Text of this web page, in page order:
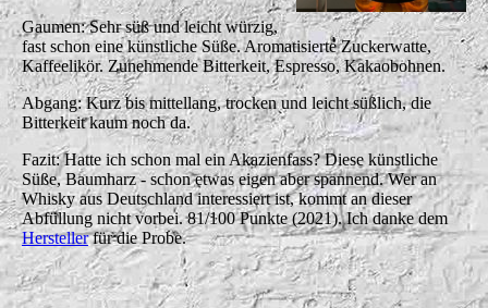
Gaumen: Sehr süß und leicht würzig,
fast schon eine künstliche Süße. Aromatisierte Zuckerwatte,
Kaffeelikör. Zunehmende Bitterkeit, Espresso, Kakaobohnen.
Abgang: Kurz bis mittellang, trocken und leicht süßlich, die
Bitterkeit kaum noch da.
Fazit: Hatte ich schon mal ein Akazienfass? Diese künstliche
Süße, Baumharz - schon etwas eigen aber spannend. Wer an
Whisky aus Deutschland interessiert ist, kommt an dieser
Abfüllung nicht vorbei. 81/100 Punkte (2021). Ich danke dem
Herstellerfür die Probe.